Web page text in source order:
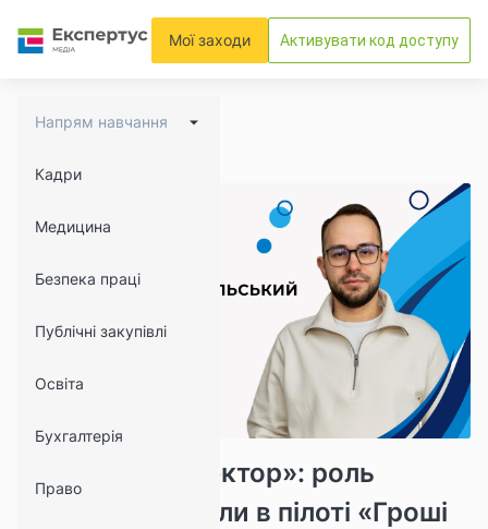
Мої заходи Активувати код доступу
Напрям навчання
Кадри
Медицина
Безпека праці
Публічні закупівлі
Освіта
Бухгалтерія
Право
Платформа «Вектор»: роль
директора школи в пілоті «Гроші
10904 980